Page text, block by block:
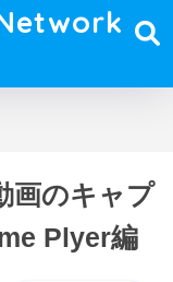
画のキャプ
Plyer編